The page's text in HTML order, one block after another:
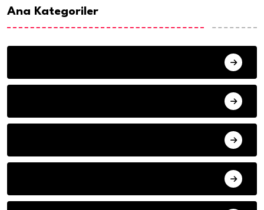
Ana Kategoriler